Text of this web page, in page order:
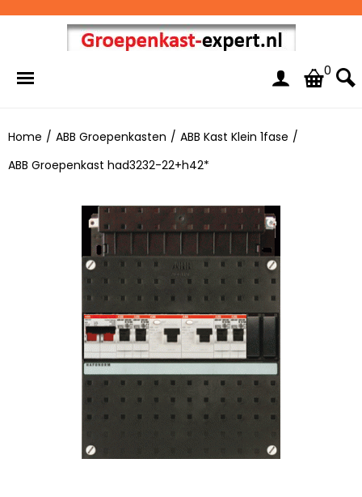
0
Home / ABB Groepenkasten / ABB Kast Klein 1fase /
ABB Groepenkast had3232-22+h42*